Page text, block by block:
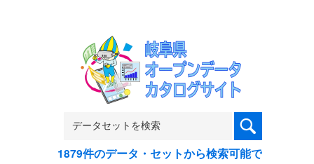
1879件のデータ・セットから検索可能で